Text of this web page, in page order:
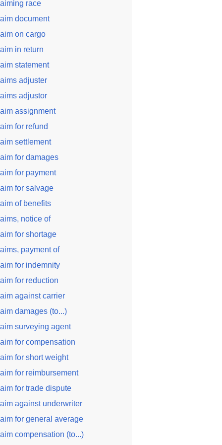
race
document
on cargo
in return
statement
adjuster
adjustor
assignment
for refund
settlement
for damages
for payment
for salvage
of benefits
notice of
for shortage
payment of
for indemnity
for reduction
against carrier
damages (to...)
surveying agent
for compensation
for short weight
for reimbursement
for trade dispute
against underwriter
for general average
compensation (to...)